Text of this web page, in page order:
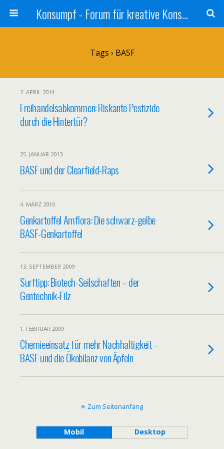
Konsumpf - Forum für kreative Konsumkritik - Culture Jamming, Nachhaltigkeit, Konzernkritik, Adbusting
Tags › BASF
2. APRIL 2014
Freihandelsabkommen: Riskante Pestizide
durch die Hintertür?
25. JANUAR 2013
BASF und der Clearfield-Raps
4. MÄRZ 2010
Genkartoffel Amflora: Die schwarz-gelbe
BASF-Genkartoffel
13. SEPTEMBER 2009
Surftipp: Biotech-Seilschaften – der
Gentechnik-Filz
1. FEBRUAR 2009
Chemieeinsatz für mehr Nachhaltigkeit –
BASF und die Ökobilanz von Äpfeln
Zum Seitenanfang
Mobil Desktop